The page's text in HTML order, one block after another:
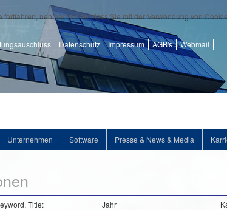
nehmen wir an, dass Sie mit der Verwendung von
Datenschutz Impressum AGB's Webmail
Unternehmen Software Presse & News & Media
Title: Jahr